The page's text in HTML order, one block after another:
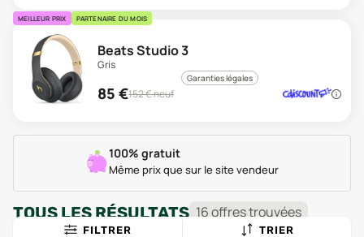
MEILLEUR PRIX PARTENAIRE DU MOIS
Beats Studio 3
Gris
Garanties légales
85 €152€ neuf
100% gratuit
Même prix que sur le site vendeur
TOUS LES RÉSULTATS 16offrestrouvées
FILTRER TRIER